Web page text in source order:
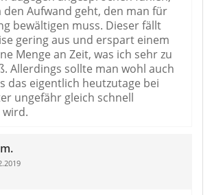
den Aufwand geht, den man für
bewältigen muss. Dieser fällt
gering aus und erspart einem
Menge an Zeit, was ich sehr zu
Allerdings sollte man wohl auch
das eigentlich heutzutage bei
ungefähr gleich schnell